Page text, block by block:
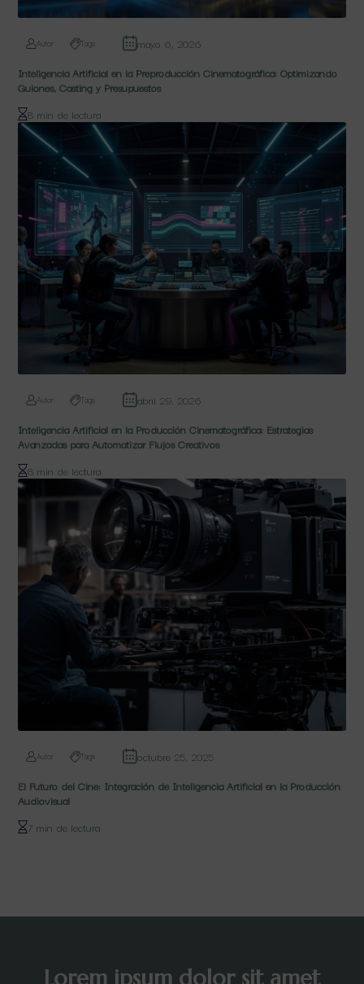
Autor Tags
mayo 6, 2026
Inteligencia Artificial en la Preproducción Cinematográfica: Optimizando
Guiones, Casting y Presupuestos
8 min de lectura
Autor Tags
abril 29, 2026
Inteligencia Artificial en la Producción Cinematográfica: Estrategias
Avanzadas para Automatizar Flujos Creativos
8 min de lectura
Autor Tags
octubre 25, 2025
El Futuro del Cine: Integración de Inteligencia Artificial en la Producción
Audiovisual
7 min de lectura
Lorem ipsum dolor sit amet